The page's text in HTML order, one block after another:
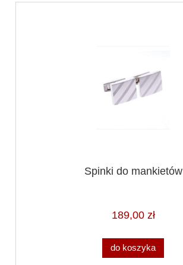
Spinki do mankietów
189,00 zł
do koszyka